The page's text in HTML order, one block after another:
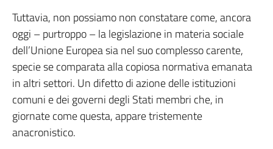
Tuttavia, non possiamo non constatare come, ancora
oggi – purtroppo – la legislazione in materia sociale
dell’Unione Europea sia nel suo complesso carente,
specie se comparata alla copiosa normativa emanata
in altri settori. Un difetto di azione delle istituzioni
comuni e dei governi degli Stati membri che, in
giornate come questa, appare tristemente
anacronistico.